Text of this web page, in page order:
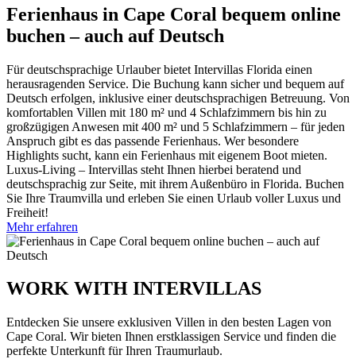
Ferienhaus in Cape Coral bequem online
buchen – auch auf Deutsch
Für deutschsprachige Urlauber bietet Intervillas Florida einen
herausragenden Service. Die Buchung kann sicher und bequem auf
Deutsch erfolgen, inklusive einer deutschsprachigen Betreuung. Von
komfortablen Villen mit 180 m² und 4 Schlafzimmern bis hin zu
großzügigen Anwesen mit 400 m² und 5 Schlafzimmern – für jeden
Anspruch gibt es das passende Ferienhaus. Wer besondere
Highlights sucht, kann ein Ferienhaus mit eigenem Boot mieten.
Luxus-Living – Intervillas steht Ihnen hierbei beratend und
deutschsprachig zur Seite, mit ihrem Außenbüro in Florida. Buchen
Sie Ihre Traumvilla und erleben Sie einen Urlaub voller Luxus und
Freiheit!
Mehr erfahren
WORK WITH INTERVILLAS
Entdecken Sie unsere exklusiven Villen in den besten Lagen von
Cape Coral. Wir bieten Ihnen erstklassigen Service und finden die
perfekte Unterkunft für Ihren Traumurlaub.